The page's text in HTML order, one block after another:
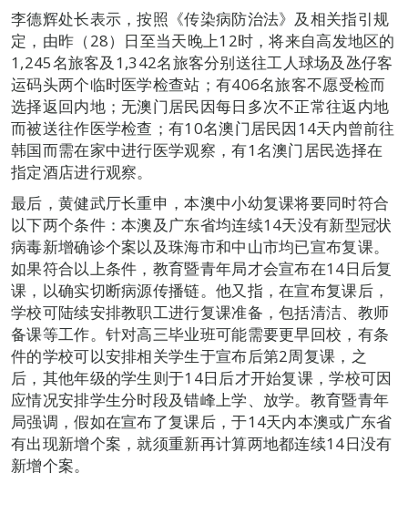
李德辉处长表示，按照《传染病防治法》及相关指引规
定，由昨（28）日至当天晚上12时，将来自高发地区的
1,245名旅客及1,342名旅客分别送往工人球场及氹仔客
运码头两个临时医学检查站；有406名旅客不愿受检而
选择返回内地；无澳门居民因每日多次不正常往返内地
而被送往作医学检查；有10名澳门居民因14天内曾前往
韩国而需在家中进行医学观察，有1名澳门居民选择在
指定酒店进行观察。
最后，黄健武厅长重申，本澳中小幼复课将要同时符合
以下两个条件：本澳及广东省均连续14天没有新型冠状
病毒新增确诊个案以及珠海市和中山市均已宣布复课。
如果符合以上条件，教育暨青年局才会宣布在14日后复
课，以确实切断病源传播链。他又指，在宣布复课后，
学校可陆续安排教职工进行复课准备，包括清洁、教师
备课等工作。针对高三毕业班可能需要更早回校，有条
件的学校可以安排相关学生于宣布后第2周复课，之
后，其他年级的学生则于14日后才开始复课，学校可因
应情况安排学生分时段及错峰上学、放学。教育暨青年
局强调，假如在宣布了复课后，于14天内本澳或广东省
有出现新增个案，就须重新再计算两地都连续14日没有
新增个案。